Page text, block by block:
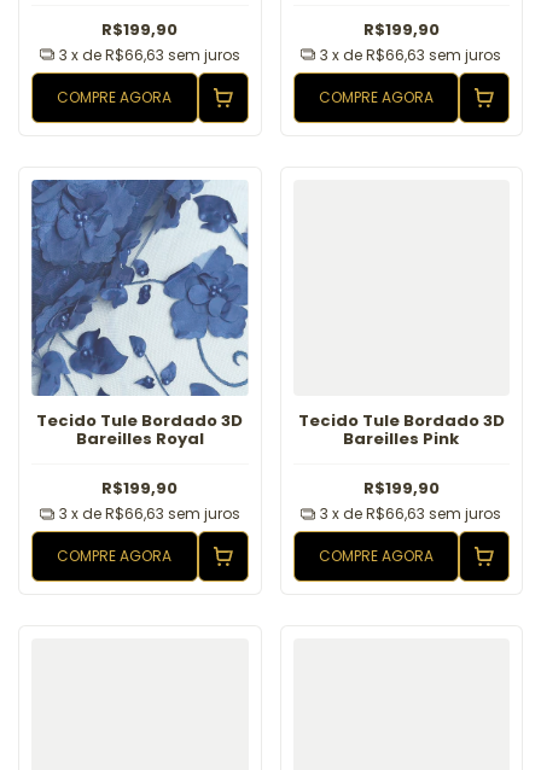
R$199,90
3 x deR$66,63 sem juros
COMPRE AGORA
R$199,90
3 x deR$66,63 sem juros
COMPRE AGORA
Tecido Tule Bordado 3D
Bareilles Royal
R$199,90
3 x deR$66,63 sem juros
COMPRE AGORA
Tecido Tule Bordado 3D
Bareilles Pink
R$199,90
3 x deR$66,63 sem juros
COMPRE AGORA